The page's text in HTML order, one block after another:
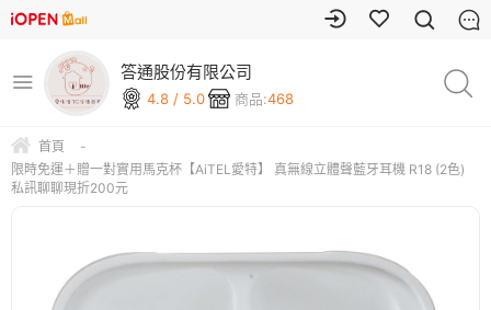
答通股份有限公司
4.8 / 5.0 商品:468
首頁
-
限時免運＋贈一對實用馬克杯【AiTEL愛特】 真無線立體聲藍牙耳機 R18 (2色)
私訊聊聊現折200元